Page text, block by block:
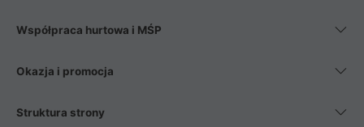
Współpraca hurtowa i MŚP
Okazja i promocja
Struktura strony